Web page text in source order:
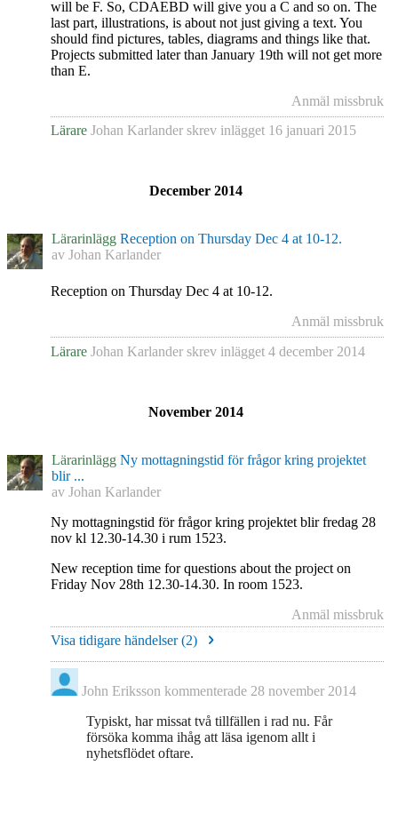
will be F. So, CDAEBD will give you a C and so on. The
last part, illustrations, is about not just giving a text. You
should find pictures, tables, diagrams and things like that.
Projects submitted later than January 19th will not get more
than E.
Anmäl missbruk
Lärare Johan Karlander skrev inlägget 16 januari 2015
December 2014
Lärarinlägg Reception on Thursday Dec 4 at 10-12.
av Johan Karlander
Reception on Thursday Dec 4 at 10-12.
Anmäl missbruk
Lärare Johan Karlander skrev inlägget 4 december 2014
November 2014
Lärarinlägg Ny mottagningstid för frågor kring projektet
blir ...
av Johan Karlander
Ny mottagningstid för frågor kring projektet blir fredag 28
nov kl 12.30-14.30 i rum 1523.
New reception time for questions about the project on
Friday Nov 28th 12.30-14.30. In room 1523.
Anmäl missbruk
Visa tidigare händelser (2)
John Eriksson kommenterade 28 november 2014
Typiskt, har missat två tillfällen i rad nu. Får
försöka komma ihåg att läsa igenom allt i
nyhetsflödet oftare.